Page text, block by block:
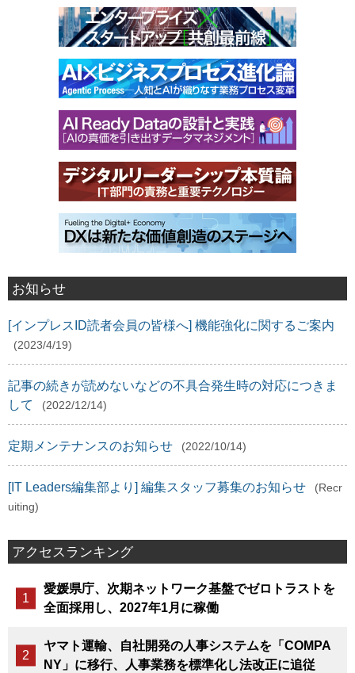
お知らせ
[インプレスID読者会員の皆様へ] 機能強化に関するご案内
(2023/4/19)
記事の続きが読めないなどの不具合発生時の対応につきま
して
(2022/12/14)
定期メンテナンスのお知らせ (2022/10/14)
[IT Leaders編集部より] 編集スタッフ募集のお知らせ
(Recr
uiting)
アクセスランキング
愛媛県庁、次期ネットワーク基盤でゼロトラストを
全面採用し、2027年1月に稼働
ヤマト運輸、自社開発の人事システムを「COMPA
NY」に移行、人事業務を標準化し法改正に追従